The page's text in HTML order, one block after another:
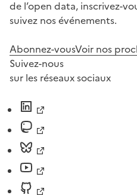
de l’open data, inscrivez-
suivez nos événements.
Abonnez-vousVoir nos
Suivez-nous
sur les réseaux sociaux